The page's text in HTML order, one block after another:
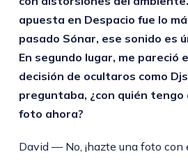
apuesta en Despacio fue lo
pasado Sónar, ese sonido es
En segundo lugar, me pareció
decisión de ocultaros como
preguntaba, ¿con quién tengo
foto ahora?
David — No, ¡hazte una foto con